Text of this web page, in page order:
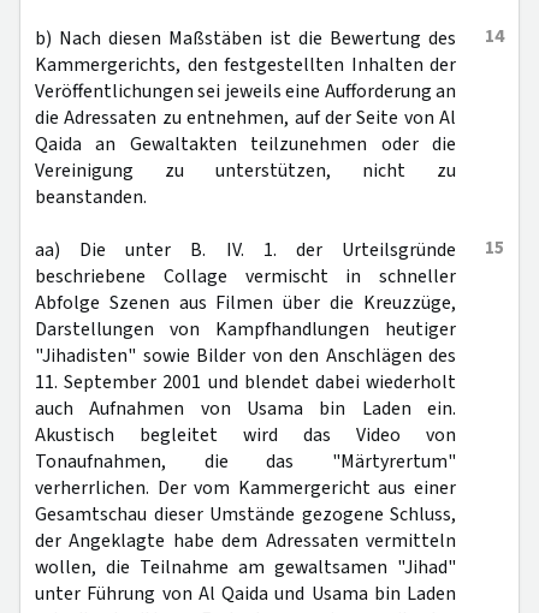
14
b) Nach diesen Maßstäben ist die Bewertung des
Kammergerichts, den festgestellten Inhalten der
Veröffentlichungen sei jeweils eine Aufforderung an
die Adressaten zu entnehmen, auf der Seite von Al
Qaida an Gewaltakten teilzunehmen oder die
Vereinigung zu unterstützen, nicht zu
beanstanden.
15
aa) Die unter B. IV. 1. der Urteilsgründe
beschriebene Collage vermischt in schneller
Abfolge Szenen aus Filmen über die Kreuzzüge,
Darstellungen von Kampfhandlungen heutiger
"Jihadisten" sowie Bilder von den Anschlägen des
11. September 2001 und blendet dabei wiederholt
auch Aufnahmen von Usama bin Laden ein.
Akustisch begleitet wird das Video von
Tonaufnahmen, die das "Märtyrertum"
verherrlichen. Der vom Kammergericht aus einer
Gesamtschau dieser Umstände gezogene Schluss,
der Angeklagte habe dem Adressaten vermitteln
wollen, die Teilnahme am gewaltsamen "Jihad"
unter Führung von Al Qaida und Usama bin Laden